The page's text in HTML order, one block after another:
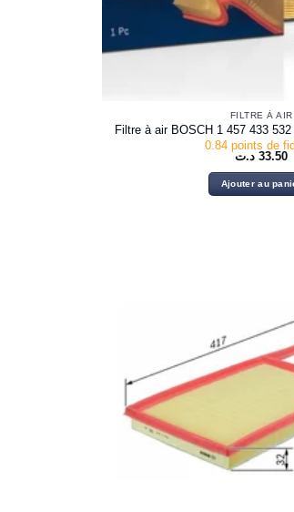
FILTRE À AIR
Filtre à air BOSCH 1 457 433
0.84 points de
33.50 د.ت
Ajouter au